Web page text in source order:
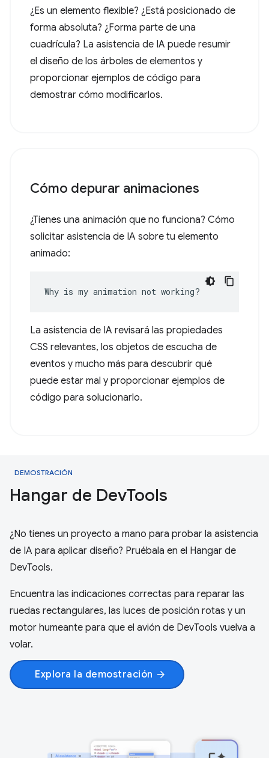
¿Es un elemento flexible? ¿Está posicionado de
forma absoluta? ¿Forma parte de una
cuadrícula? La asistencia de IA puede resumir
el diseño de los árboles de elementos y
proporcionar ejemplos de código para
demostrar cómo modificarlos.
Cómo depurar animaciones
¿Tienes una animación que no funciona? Cómo
solicitar asistencia de IA sobre tu elemento
animado:
Why is my animation not working?
La asistencia de IA revisará las propiedades
CSS relevantes, los objetos de escucha de
eventos y mucho más para descubrir qué
puede estar mal y proporcionar ejemplos de
código para solucionarlo.
DEMOSTRACIÓN
Hangar de DevTools
¿No tienes un proyecto a mano para probar la asistencia
de IA para aplicar diseño? Pruébala en el Hangar de
DevTools.
Encuentra las indicaciones correctas para reparar las
ruedas rectangulares, las luces de posición rotas y un
motor humeante para que el avión de DevTools vuelva a
volar.
Explora la demostración arrow_forward